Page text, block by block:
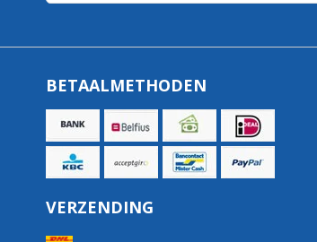
BETAALMETHODEN
VERZENDING